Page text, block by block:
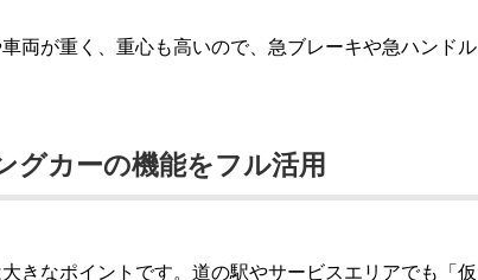
両が重く、重心も高いので、急ブレーキや急ハンドル
グカーの機能をフル活用
きなポイントです。道の駅やサービスエリアでも「仮